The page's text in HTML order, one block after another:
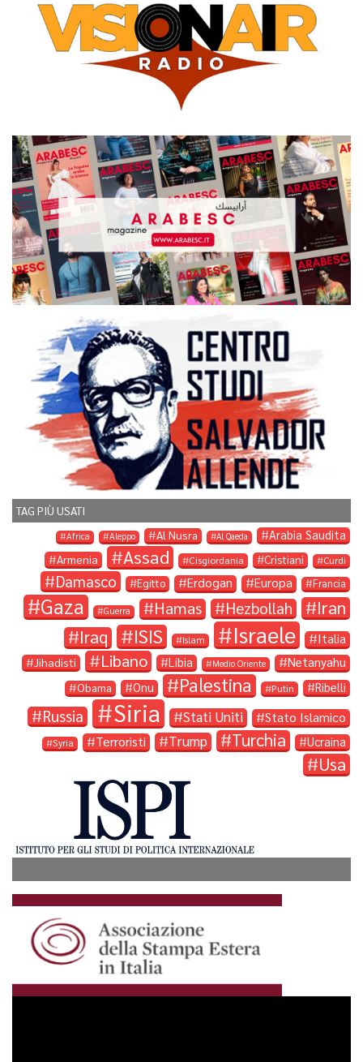
TAG PIÙ USATI
Africa Aleppo Al Nusra Al Qaeda Arabia Saudita
Armenia Assad Cisgiordania Cristiani Curdi
Damasco Egitto Erdogan Europa Francia
Gaza Guerra Hamas Hezbollah Iran
Iraq ISIS Islam Israele Italia
Jihadisti Libano Libia Medio Oriente Netanyahu
Obama Onu Palestina Putin Ribelli
Russia Siria Stati Uniti Stato Islamico
Syria Terroristi Trump Turchia Ucraina
Usa